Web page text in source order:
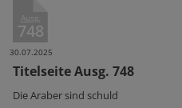
Ausg.
748
30.07.2025
Titelseite Ausg. 748
Die Araber sind schuld